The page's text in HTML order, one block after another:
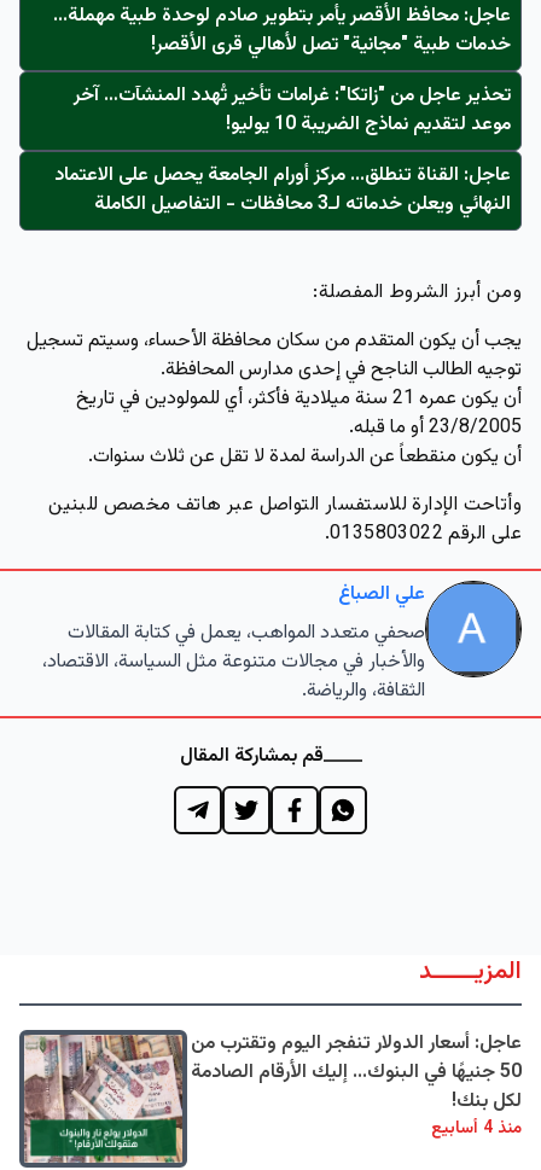
عاجل: محافظ الأقصر يأمر بتطوير صادم لوحدة طبية مهملة...
خدمات طبية "مجانية" تصل لأهالي قرى الأقصر!
تحذير عاجل من "زاتكا": غرامات تأخير تُهدد المنشآت… آخر
موعد لتقديم نماذج الضريبة 10 يوليو!
عاجل: القناة تنطلق... مركز أورام الجامعة يحصل على الاعتماد
النهائي ويعلن خدماته لـ3 محافظات - التفاصيل الكاملة
ومن أبرز الشروط المفصلة:
يجب أن يكون المتقدم من سكان محافظة الأحساء، وسيتم تسجيل
توجيه الطالب الناجح في إحدى مدارس المحافظة.
أن يكون عمره 21 سنة ميلادية فأكثر، أي للمولودين في تاريخ
23/8/2005 أو ما قبله.
أن يكون منقطعاً عن الدراسة لمدة لا تقل عن ثلاث سنوات.
وأتاحت الإدارة للاستفسار التواصل عبر هاتف مخصص للبنين
على الرقم 0135803022.
علي الصباغ
صحفي متعدد المواهب، يعمل في كتابة المقالات
والأخبار في مجالات متنوعة مثل السياسة، الاقتصاد،
الثقافة، والرياضة.
قم بمشاركة المقال
المزيــــــد
عاجل: أسعار الدولار تنفجر اليوم وتقترب من
50 جنيهًا في البنوك... إليك الأرقام الصادمة
لكل بنك!
منذ 4 أسابيع